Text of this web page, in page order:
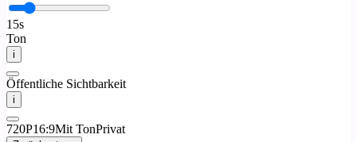
15s
Ton
i
Öffentliche Sichtbarkeit
i
720P16:9Mit TonPrivat